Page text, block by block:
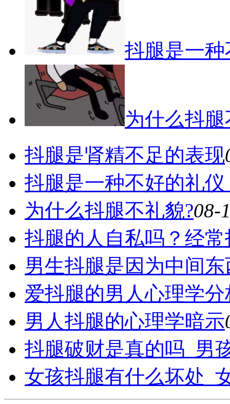
抖腿是一
为什么抖腿
抖腿是肾精不足的表现
抖腿是一种不好的礼仪
为什么抖腿不礼貌?08-
抖腿的人自私吗？经常
男生抖腿是因为中间东
爱抖腿的男人心理学分
男人抖腿的心理学暗示
抖腿破财是真的吗_男
女孩抖腿有什么坏处_